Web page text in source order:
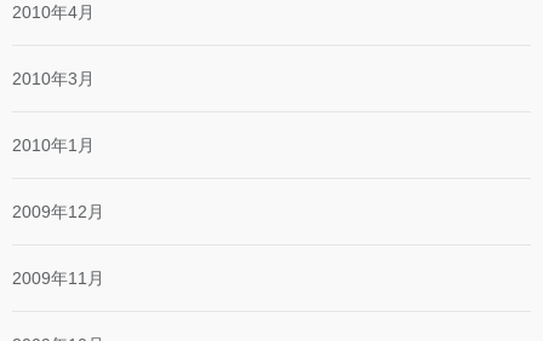
2010年4月
2010年3月
2010年1月
2009年12月
2009年11月